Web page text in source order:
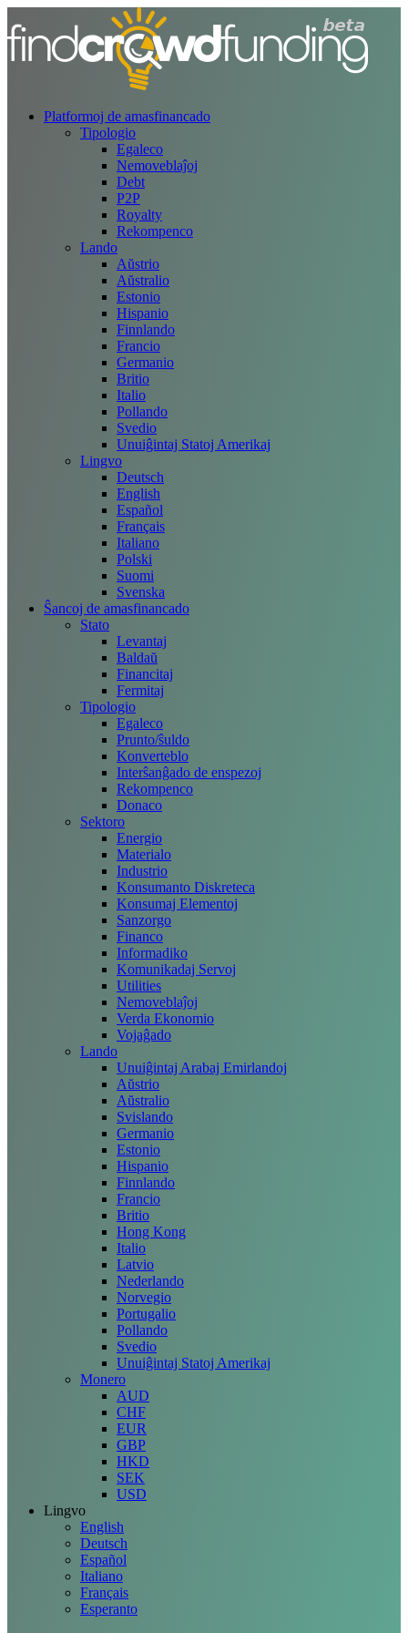
Platformoj de amasfinancado
Tipologio
Egaleco
Nemoveblaĵoj
Debt
P2P
Royalty
Rekompenco
Lando
Aŭstrio
Aŭstralio
Estonio
Hispanio
Finnlando
Francio
Germanio
Britio
Italio
Pollando
Svedio
Unuiĝintaj Statoj Amerikaj
Lingvo
Deutsch
English
Español
Français
Italiano
Polski
Suomi
Svenska
Ŝancoj de amasfinancado
Stato
Levantaj
Baldaŭ
Financitaj
Fermitaj
Tipologio
Egaleco
Prunto/ŝuldo
Konverteblo
Interŝanĝado de enspezoj
Rekompenco
Donaco
Sektoro
Energio
Materialo
Industrio
Konsumanto Diskreteca
Konsumaj Elementoj
Sanzorgo
Financo
Informadiko
Komunikadaj Servoj
Utilities
Nemoveblaĵoj
Verda Ekonomio
Vojaĝado
Lando
Unuiĝintaj Arabaj Emirlandoj
Aŭstrio
Aŭstralio
Svislando
Germanio
Estonio
Hispanio
Finnlando
Francio
Britio
Hong Kong
Italio
Latvio
Nederlando
Norvegio
Portugalio
Pollando
Svedio
Unuiĝintaj Statoj Amerikaj
Monero
AUD
CHF
EUR
GBP
HKD
SEK
USD
Lingvo
English
Deutsch
Español
Italiano
Français
Esperanto